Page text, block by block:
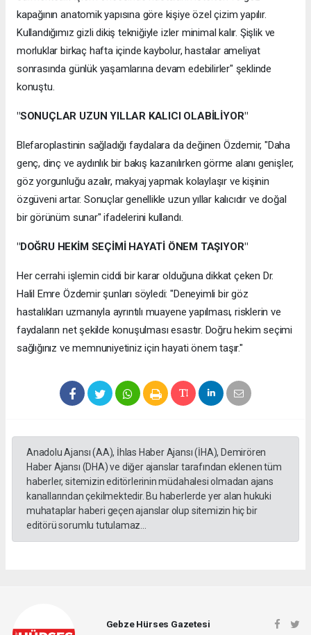
kapağının anatomik yapısına göre kişiye özel çizim yapılır.
Kullandığımız gizli dikiş tekniğiyle izler minimal kalır. Şişlik ve
morluklar birkaç hafta içinde kaybolur, hastalar ameliyat
sonrasında günlük yaşamlarına devam edebilirler" şeklinde
konuştu.
"SONUÇLAR UZUN YILLAR KALICI OLABİLİYOR"
Blefaroplastinin sağladığı faydalara da değinen Özdemir, "Daha
genç, dinç ve aydınlık bir bakış kazanılırken görme alanı genişler,
göz yorgunluğu azalır, makyaj yapmak kolaylaşır ve kişinin
özgüveni artar. Sonuçlar genellikle uzun yıllar kalıcıdır ve doğal
bir görünüm sunar" ifadelerini kullandı.
"DOĞRU HEKİM SEÇİMİ HAYATİ ÖNEM TAŞIYOR"
Her cerrahi işlemin ciddi bir karar olduğuna dikkat çeken Dr.
Halil Emre Özdemir şunları söyledi: "Deneyimli bir göz
hastalıkları uzmanıyla ayrıntılı muayene yapılması, risklerin ve
faydaların net şekilde konuşulması esastır. Doğru hekim seçimi
sağlığınız ve memnuniyetiniz için hayati önem taşır."
Anadolu Ajansı (AA), İhlas Haber Ajansı (İHA), Demirören
Haber Ajansı (DHA) ve diğer ajanslar tarafından eklenen tüm
haberler, sitemizin editörlerinin müdahalesi olmadan ajans
kanallarından çekilmektedir. Bu haberlerde yer alan hukuki
muhataplar haberi geçen ajanslar olup sitemizin hiç bir
editörü sorumlu tutulamaz...
Gebze Hürses Gazetesi